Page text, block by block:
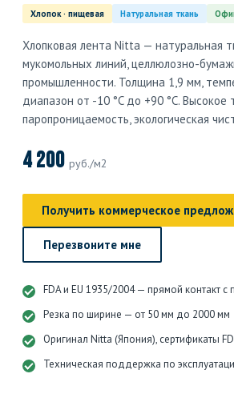
Хлопок · пищевая Натуральная ткань
Хлопковая лента Nitta — натуральная
мукомольных линий, целлюлозно-
промышленности. Толщина 1,9 мм,
диапазон от -10 °C до +90 °C. Высокое
паропроницаемость, экологическая
4 200 руб./м2
Получить коммерческое
Перезвоните мне
FDA и EU 1935/2004 — прямой контакт с
Резка по ширине — от 50 мм до 2000 мм
Оригинал Nitta (Япония), сертификаты
Техническая поддержка по